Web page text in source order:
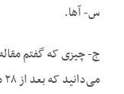
س- آها.
ج- چیزی که گفتم